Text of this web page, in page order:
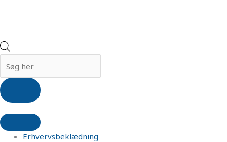
Erhvervsbeklædning